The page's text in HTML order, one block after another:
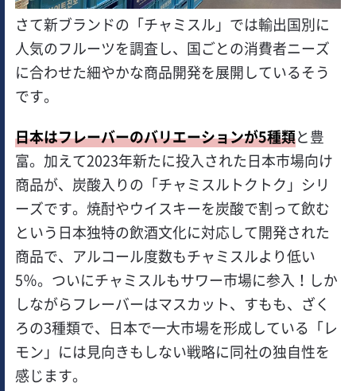
さて新ブランドの「チャミスル」では輸出国別に
人気のフルーツを調査し、国ごとの消費者ニーズ
に合わせた細やかな商品開発を展開しているそう
です。
日本はフレーバーのバリエーションが5種類と豊
富。加えて2023年新たに投入された日本市場向け
商品が、炭酸入りの「チャミスルトクトク」シリ
ーズです。焼酎やウイスキーを炭酸で割って飲む
という日本独特の飲酒文化に対応して開発された
商品で、アルコール度数もチャミスルより低い
5％。ついにチャミスルもサワー市場に参入！しか
しながらフレーバーはマスカット、すもも、ざく
ろの3種類で、日本で一大市場を形成している「レ
モン」には見向きもしない戦略に同社の独自性を
感じます。